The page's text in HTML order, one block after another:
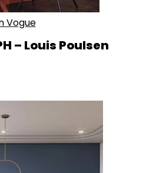
Vogue
– Louis Poulsen